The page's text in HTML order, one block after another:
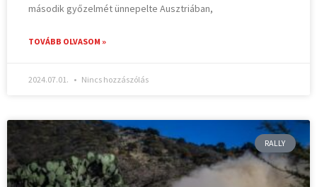
második győzelmét ünnepelte Ausztriában,
TOVÁBB OLVASOM »
2024.07.01. Nincs hozzászólás
RALLY